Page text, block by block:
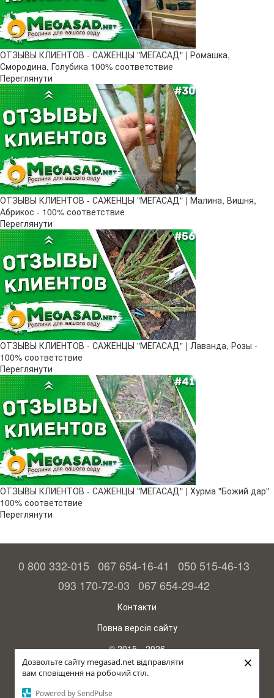
Дозвольте сайту megasad.net відправляти
вам сповіщення на робочий стіл.
Powered by SendPulse
×
ОТЗЫВЫ КЛИЕНТОВ - САЖЕНЦЫ "МЕГАСАД" | Ромашка,
Смородина, Голубика 100% соответствие
Переглянути
ОТЗЫВЫ КЛИЕНТОВ - САЖЕНЦЫ "МЕГАСАД" | Малина, Вишня,
Абрикос - 100% соответствие
Переглянути
ОТЗЫВЫ КЛИЕНТОВ - САЖЕНЦЫ "МЕГАСАД" | Лаванда, Розы -
100% соответствие
Переглянути
ОТЗЫВЫ КЛИЕНТОВ - САЖЕНЦЫ "МЕГАСАД" | Хурма "Божий дар" ​
100% соответствие
Переглянути
0 800 332-015 067 654-16-41
050 515-46-13
093 170-72-03 067 654-29-42
Контакти
Повна версія сайту
© 2015—2026
Megasad – гарантія високого врожаю